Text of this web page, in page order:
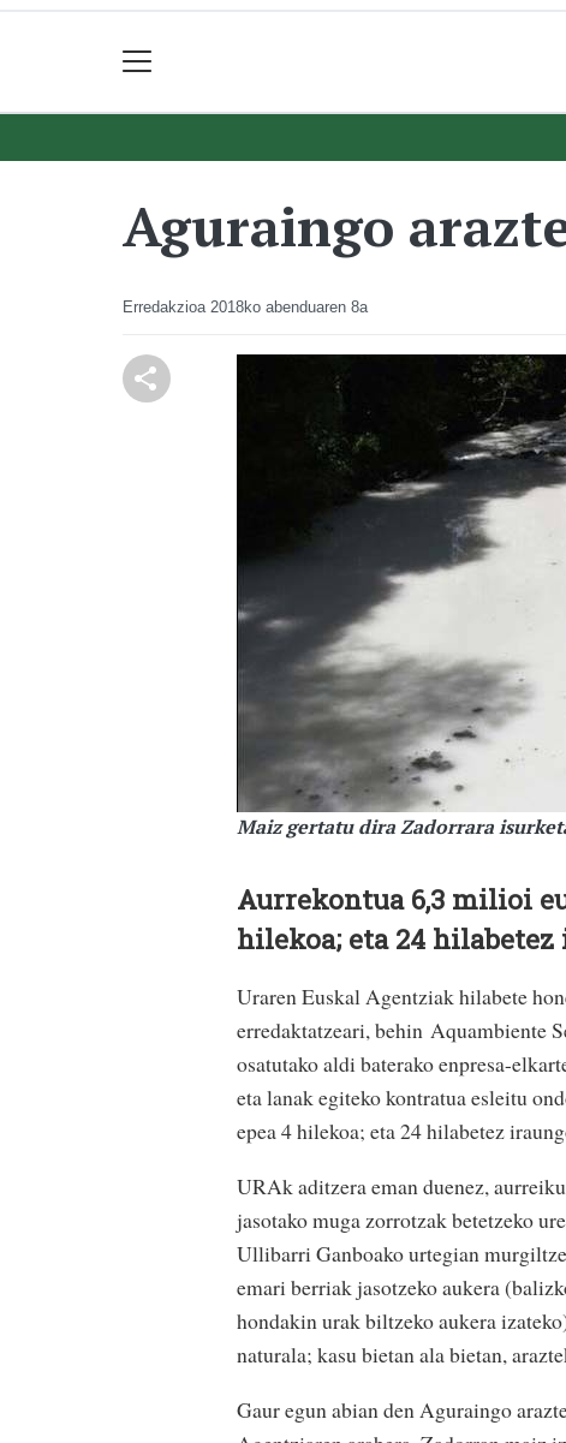
Aguraingo
Erredakzioa 2018ko abenduaren 8a
Maiz gertatu dira Zadorrara
Aurrekontua 6,3 milioi
hilekoa; eta 24
Uraren Euskal Agentziak hilabete
erredaktatzeari, behin Aquambiente
osatutako aldi baterako enpresa-
eta lanak egiteko kontratua esleitu
epea 4 hilekoa; eta 24 hilabetez
URAk aditzera eman duenez,
jasotako muga zorrotzak betetzeko
Ullibarri Ganboako urtegian
emari berriak jasotzeko aukera
hondakin urak biltzeko aukera
naturala; kasu bietan ala bietan,
Gaur egun abian den Aguraingo